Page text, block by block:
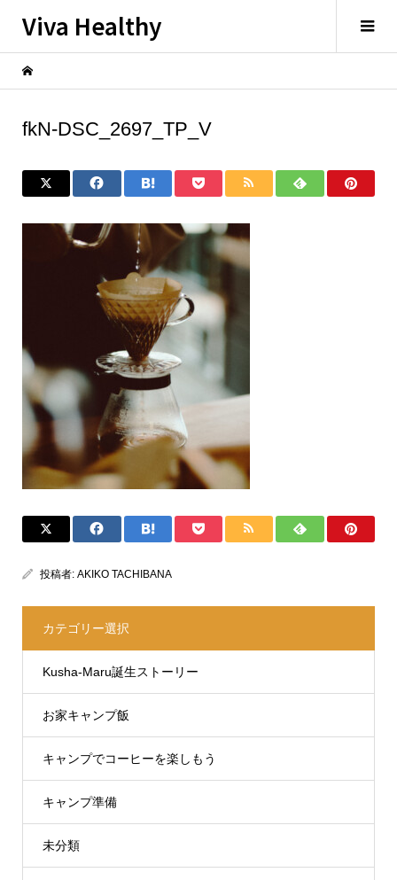
Viva Healthy
fkN-DSC_2697_TP_V
投稿者: AKIKO TACHIBANA
カテゴリー選択
Kusha-Maru誕生ストーリー
お家キャンプ飯
キャンプでコーヒーを楽しもう
キャンプ準備
未分類